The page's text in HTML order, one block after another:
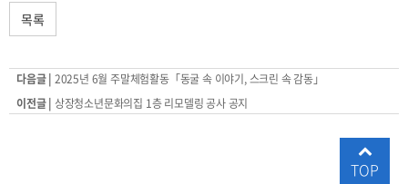
목록
다음글 | 2025년 6월 주말체험활동「동굴 속 이야기, 스크린 속 감동」
이전글 | 상장청소년문화의집 1층 리모델링 공사 공지
TOP